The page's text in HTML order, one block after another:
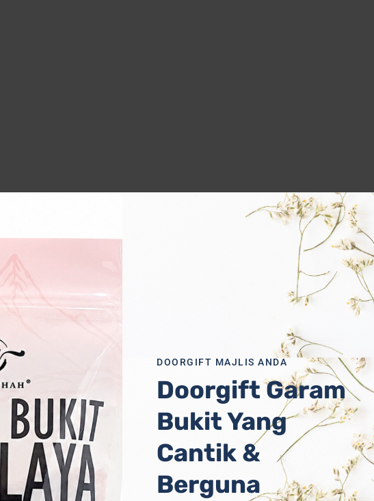
UntukSemua
WhatsApp
DOORGIFT MAJLIS ANDA
Doorgift Garam
Bukit Yang
Cantik &
Berguna